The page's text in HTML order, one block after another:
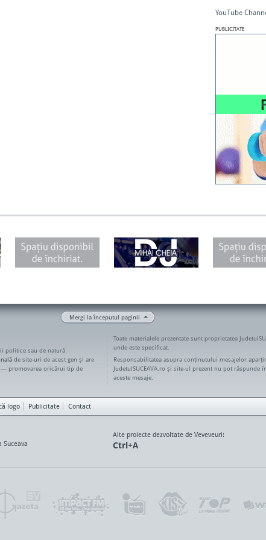
YouTube
PUBLICITATE
Mergi la începutul paginii
politice sau de natură
de site-uri de acest gen și are
promovarea oricărui tip de
Toate materialele prezentate sunt proprietatea
unde este specificat.
Responsabilitatea asupra conținutului mesajelor
JudetulSUCEAVA.ro și site-ul prezent nu pot
aceste mesaje.
logo Publicitate Contact
Suceava
Alte proiecte dezvoltate de Veveveuri:
Ctrl+A